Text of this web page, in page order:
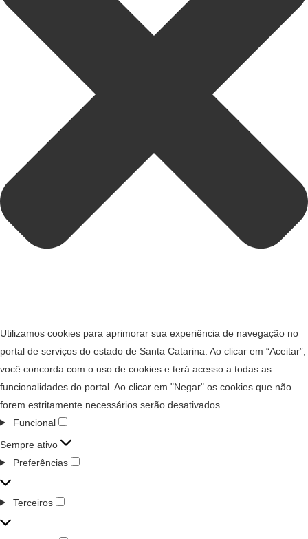
Utilizamos cookies para aprimorar sua experiência de navegação no
portal de serviços do estado de Santa Catarina. Ao clicar em “Aceitar”,
você concorda com o uso de cookies e terá acesso a todas as
funcionalidades do portal. Ao clicar em "Negar" os cookies que não
forem estritamente necessários serão desativados.
Funcional
Sempre ativo
Preferências
Terceiros